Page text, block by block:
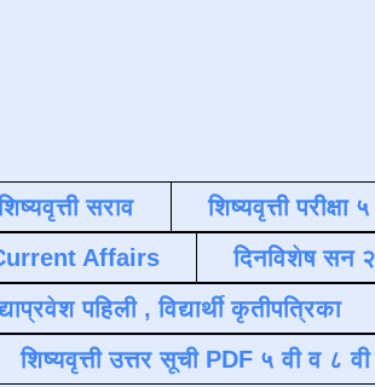
सराव शिष्यवृत्ती परीक्षा
Affairs दिनविशेष सन
पहिली , विद्यार्थी कृतीपत्रिका
शिष्यवृत्ती उत्तर सूची PDF ५ वी व ८ वी